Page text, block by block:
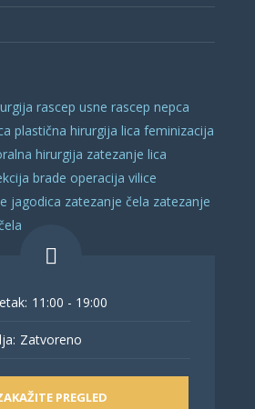
rascep usne rascep nepca
plastična hirurgija lica feminizacija
hirurgija zatezanje lica
brade operacija vilice
jagodica zatezanje čela zatezanje
11:00 - 19:00
Zatvoreno
PREGLED